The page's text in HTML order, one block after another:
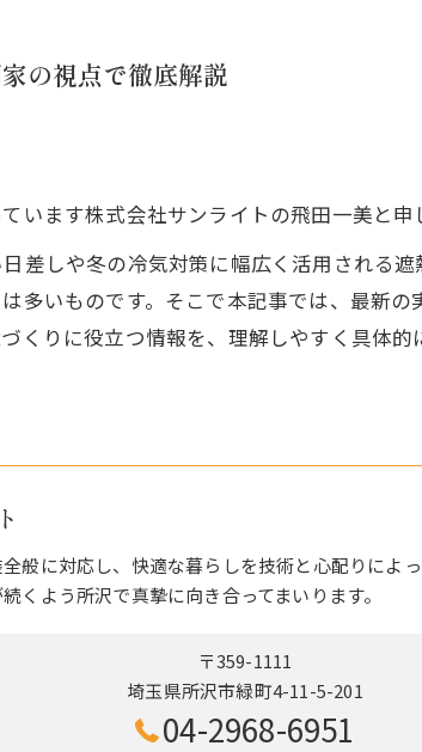
の視点で徹底解説
ます株式会社サンライトの飛田一美と申
差しや冬の冷気対策に幅広く活用される
多いものです。そこで本記事では、最新
くりに役立つ情報を、理解しやすく具体
般に対応し、快適な暮らしを技術と心配りによ
くよう所沢で真摯に向き合ってまいります。
〒359-1111
埼玉県所沢市緑町4-11-5-201
04-2968-6951